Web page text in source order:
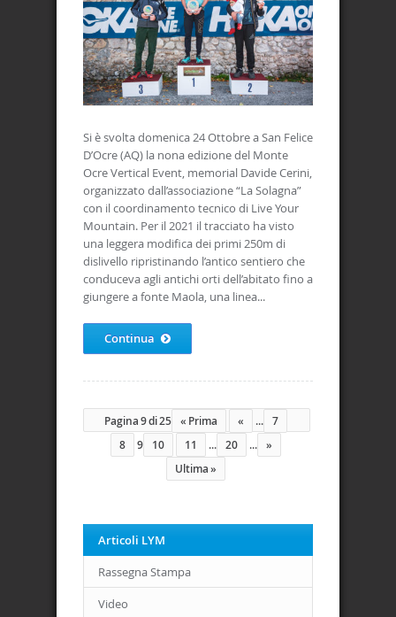
Si è svolta domenica 24 Ottobre a San Felice
D’Ocre (AQ) la nona edizione del Monte
Ocre Vertical Event, memorial Davide Cerini,
organizzato dall’associazione “La Solagna”
con il coordinamento tecnico di Live Your
Mountain. Per il 2021 il tracciato ha visto
una leggera modifica dei primi 250m di
dislivello ripristinando l’antico sentiero che
conduceva agli antichi orti dell’abitato fino a
giungere a fonte Maola, una linea...
Continua
Pagina 9 di 25 « Prima « ...
7
8
9 10 11 ... 20 ...
»
Ultima »
Articoli LYM
Rassegna Stampa
Video